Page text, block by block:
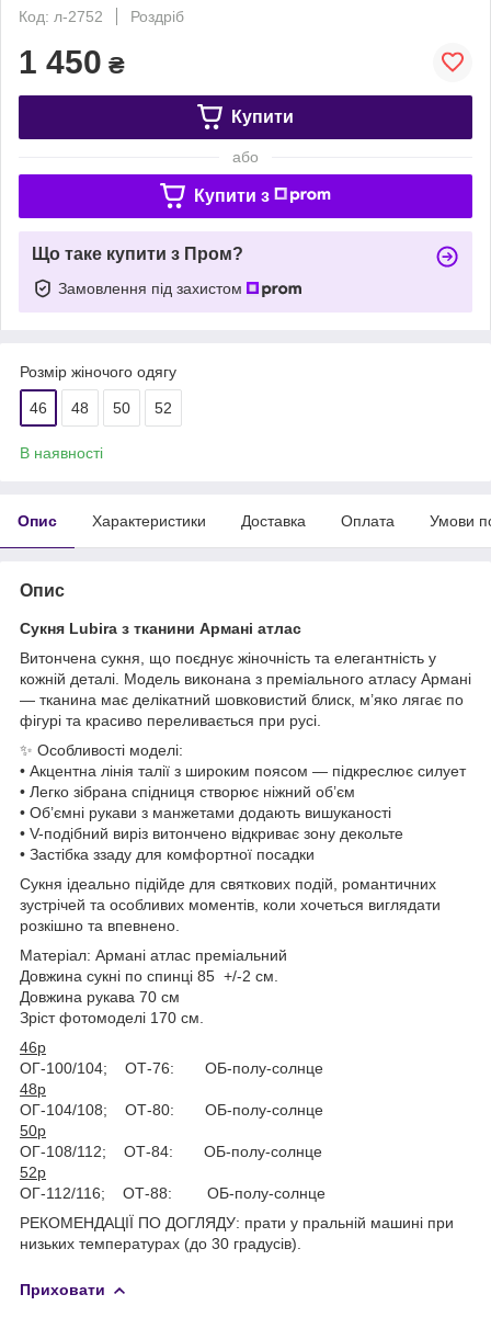
Код: л-2752
Роздріб
1 450 ₴
Купити
або
Купити з
Що таке купити з Пром?
Замовлення під захистом
Розмір жіночого одягу
46 48 50 52
В наявності
Опис Характеристики Доставка Оплата Умови
Опис
Сукня Lubira з тканини Армані атлас
Витончена сукня, що поєднує жіночність та елегантність у
кожній деталі. Модель виконана з преміального атласу Армані
— тканина має делікатний шовковистий блиск, м’яко лягає по
фігурі та красиво переливається при русі.
✨ Особливості моделі:
• Акцентна лінія талії з широким поясом — підкреслює силует
• Легко зібрана спідниця створює ніжний об’єм
• Об’ємні рукави з манжетами додають вишуканості
• V-подібний виріз витончено відкриває зону декольте
• Застібка ззаду для комфортної посадки
Сукня ідеально підійде для святкових подій, романтичних
зустрічей та особливих моментів, коли хочеться виглядати
розкішно та впевнено.
Матеріал: Армані атлас преміальний
Довжина сукні по спинці 85 +/-2 см.
Довжина рукава 70 см
Зріст фотомоделі 170 см.
46р
ОГ-100/104; ОТ-76: ОБ-полу-солнце
48р
ОГ-104/108; ОТ-80: ОБ-полу-солнце
50р
ОГ-108/112; ОТ-84: ОБ-полу-солнце
52р
ОГ-112/116; ОТ-88: ОБ-полу-солнце
РЕКОМЕНДАЦІЇ ПО ДОГЛЯДУ: прати у пральній машині при
низьких температурах (до 30 градусів).
Приховати